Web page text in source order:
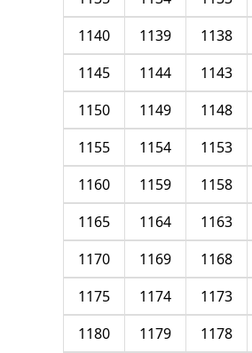
1138
1139
1140
1143
1144
1145
1148
1149
1150
1153
1154
1155
1158
1159
1160
1163
1164
1165
1168
1169
1170
1173
1174
1175
1178
1179
1180